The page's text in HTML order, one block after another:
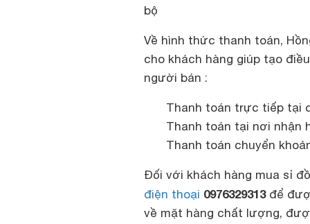
bộ
Về hình thức thanh toán,
cho khách hàng giúp tạo
người bán :
Thanh toán trực tiếp tại
Thanh toán tại nơi nhận
Thanh toán chuyển
Đối với khách hàng mua sỉ
điện thoại 0976329313để
về mặt hàng chất lượng,